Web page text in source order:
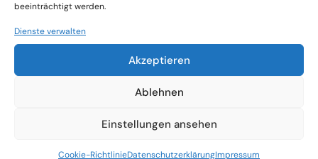
beeinträchtigt werden.
Dienste verwalten
Akzeptieren
Ablehnen
Einstellungen ansehen
Cookie-RichtlinieDatenschutzerklärungImpressum